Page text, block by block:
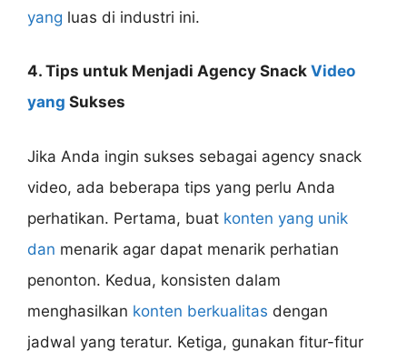
yang luas di industri ini.
4. Tips untuk Menjadi Agency Snack Video
yang Sukses
Jika Anda ingin sukses sebagai agency snack
video, ada beberapa tips yang perlu Anda
perhatikan. Pertama, buat konten yang unik
dan menarik agar dapat menarik perhatian
penonton. Kedua, konsisten dalam
menghasilkan konten berkualitas dengan
jadwal yang teratur. Ketiga, gunakan fitur-fitur